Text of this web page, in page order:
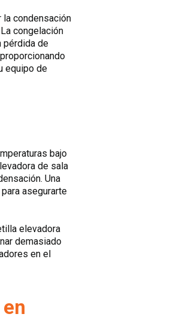
condensación
congelación
pérdida de
equipo de
bajo
de sala
Una
asegurarte
elevadora
demasiado
en el